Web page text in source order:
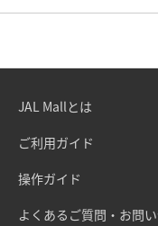
JAL Mallとは
ご利用ガイド
操作ガイド
よくあるご質問・お問